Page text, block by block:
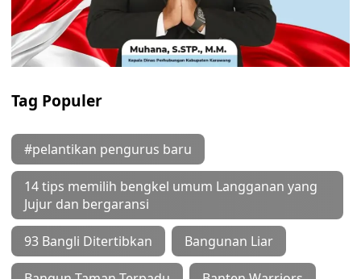
Tag Populer
#pelantikan pengurus baru
14 tips memilih bengkel umum Langganan yang
Jujur dan bergaransi
93 Bangli Ditertibkan Bangunan Liar